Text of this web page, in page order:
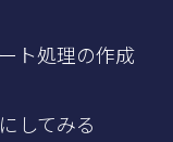
ト処理の作成
してみる